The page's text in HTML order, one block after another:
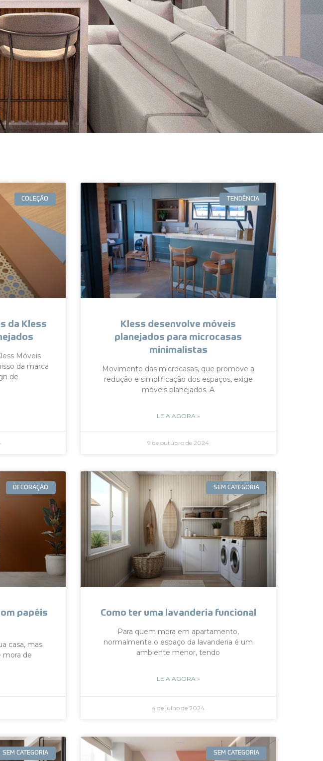
COLEÇÃO
da Kless
Móveis
da marca
de
TENDÊNCIA
Kless desenvolve móveis
planejados para microcasas
minimalistas
Movimento das microcasas, que promove a
redução e simplificação dos espaços, exige
móveis planejados. A
LEIA AGORA »
9 de outubro de 2024
DECORAÇÃO
papéis
casa, mas
mora de
SEM CATEGORIA
Como ter uma lavanderia funcional
Para quem mora em apartamento,
normalmente o espaço da lavanderia é um
ambiente menor, tendo
LEIA AGORA »
4 de julho de 2024
SEM CATEGORIA SEM CATEGORIA